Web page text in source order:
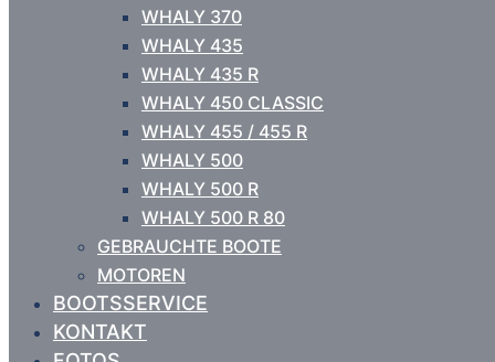
WHALY 370
WHALY 435
WHALY 435 R
WHALY 450 CLASSIC
WHALY 455 / 455 R
WHALY 500
WHALY 500 R
WHALY 500 R 80
GEBRAUCHTE BOOTE
MOTOREN
BOOTSSERVICE
KONTAKT